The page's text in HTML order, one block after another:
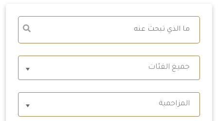
جميع الفئات
المزاحمية